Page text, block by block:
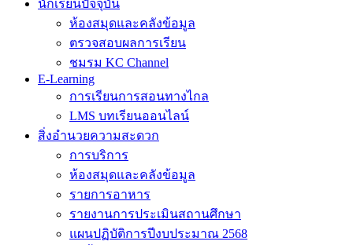
นักเรียนปัจจุบัน
ห้องสมุดและคลังข้อมูล
ตรวจสอบผลการเรียน
ชมรม KC Channel
E-Learning
การเรียนการสอนทางไกล
LMS บทเรียนออนไลน์
สิ่งอำนวยความสะดวก
การบริการ
ห้องสมุดและคลังข้อมูล
รายการอาหาร
รายงานการประเมินสถานศึกษา
แผนปฏิบัติการปีงบประมาณ 2568